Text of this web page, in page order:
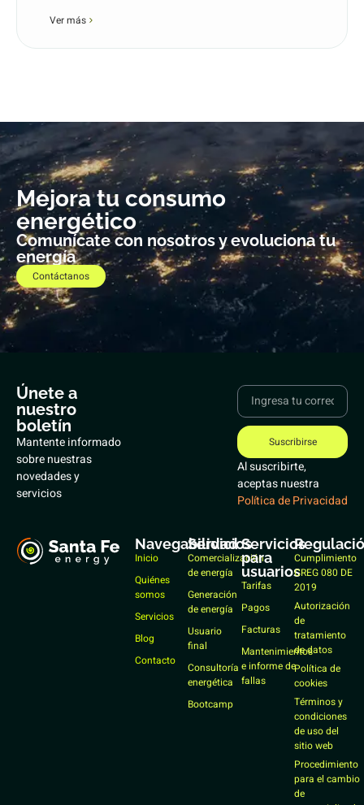
Ver más
Mejora tu consumo
energético
Comunícate con nosotros y evoluciona tu
energía
Contáctanos
Únete a
nuestro
boletín
Mantente informado
sobre nuestras
novedades y
servicios
Suscribirse
Al suscribirte,
aceptas nuestra
Política de Privacidad
Navegabilidad
Inicio
Quiénes
somos
Servicios
Blog
Contacto
Servicios
Comercialización
de energía
Generación
de energía
Usuario
final
Consultoría
energética
Bootcamp
Servicios
para
usuarios
Tarifas
Pagos
Facturas
Mantenimientos
e informe de
fallas
Cumplimiento
CREG 080 DE
2019
Autorización
de
tratamiento
de datos
Política de
cookies
Términos y
condiciones
de uso del
sitio web
Procedimiento
para el cambio
de